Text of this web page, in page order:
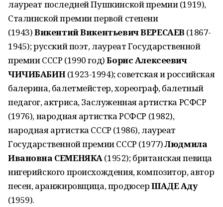
лауреат последней Пушкинской премии (1919),
Сталинской премии первой степени
(1943)Викентий Викентьевич ВЕРЕСАЕВ (1867-
1945); русский поэт, лауреат Государственной
премии СССР (1990 год)Борис Алексеевич
ЧИЧИБАБИН(1923-1994); советская и российская
балерина, балетмейстер, хореограф, балетный
педагог, актриса, Заслуженная артистка РСФСР
(1976), народная артистка РСФСР (1982),
народная артистка СССР (1986), лауреат
Государственной премии СССР (1977)Людмила
Ивановна СЕМЕНЯКА(1952); британская певица
нигерийского происхождения, композитор, автор
песен, аранжировщица, продюсерШАДЕ Аду
(1959).